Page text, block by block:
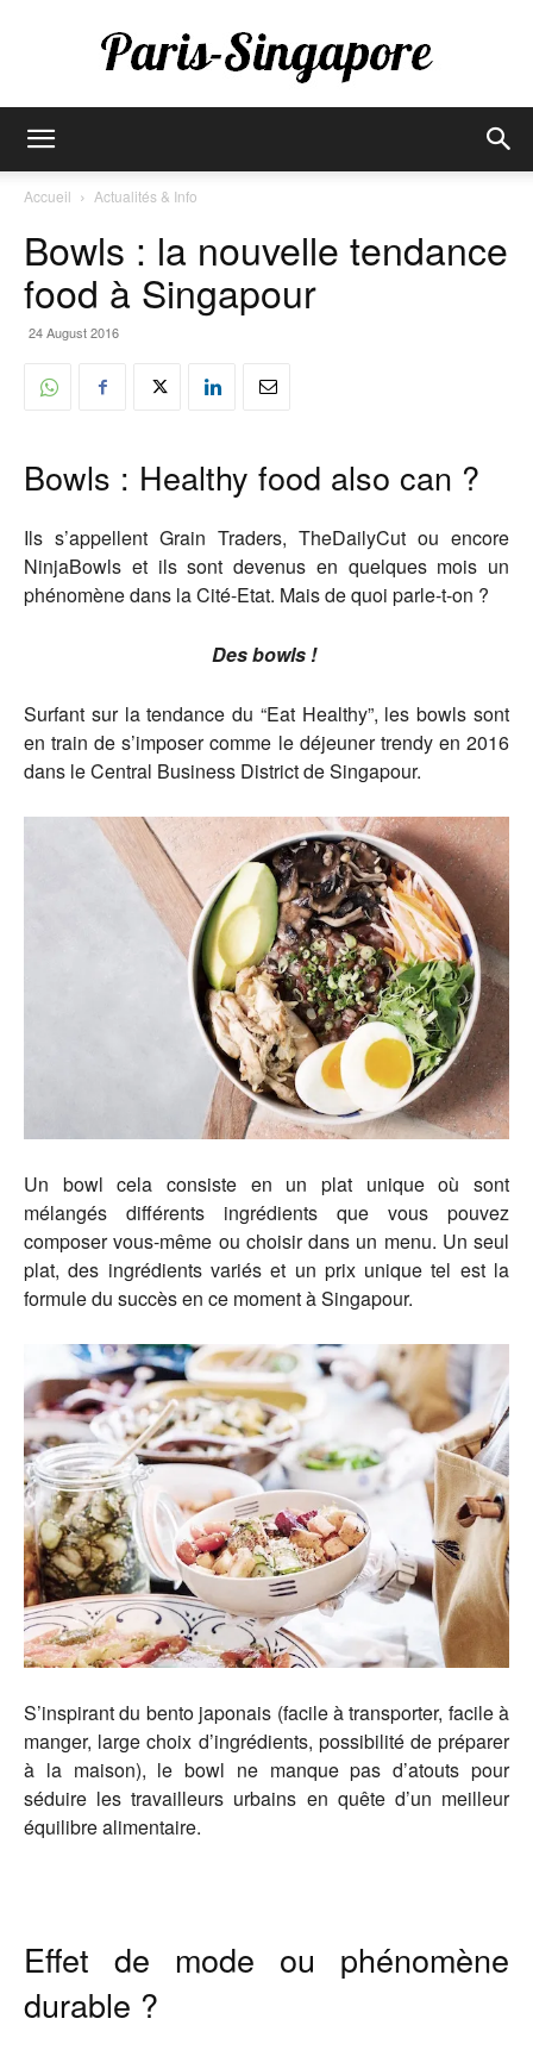
Singapore
Accueil Actualités & Info
Bowls : la nouvelle tendance
food à Singapour
24 August 2016
Bowls : Healthy food also can ?
Ils s’appellent Grain Traders, TheDailyCut ou encore
NinjaBowls et ils sont devenus en quelques mois un
phénomène dans la Cité-Etat. Mais de quoi parle-t-on ?
Des bowls !
Surfant sur la tendance du “Eat Healthy”, les bowls sont
en train de s’imposer comme le déjeuner trendy en 2016
dans le Central Business District de Singapour.
Un bowl cela consiste en un plat unique où sont
mélangés différents ingrédients que vous pouvez
composer vous-même ou choisir dans un menu. Un seul
plat, des ingrédients variés et un prix unique tel est la
formule du succès en ce moment à Singapour.
S’inspirant du bento japonais (facile à transporter, facile à
manger, large choix d’ingrédients, possibilité de préparer
à la maison), le bowl ne manque pas d’atouts pour
séduire les travailleurs urbains en quête d’un meilleur
équilibre alimentaire.
Effet de mode ou phénomène
durable ?